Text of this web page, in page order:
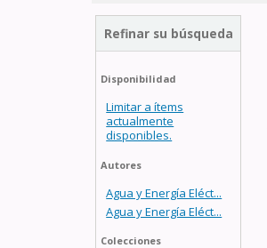
Refinar su búsqueda
Disponibilidad
Limitar a ítems
actualmente
disponibles.
Autores
Agua y Energía Eléct...
Agua y Energía Eléct...
Colecciones